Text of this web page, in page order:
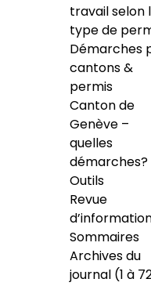
travail selon
type de
Démarches
cantons &
permis
Canton de
Genève –
quelles
démarches?
Outils
Revue
Sommaires
Archives du
journal (1 à